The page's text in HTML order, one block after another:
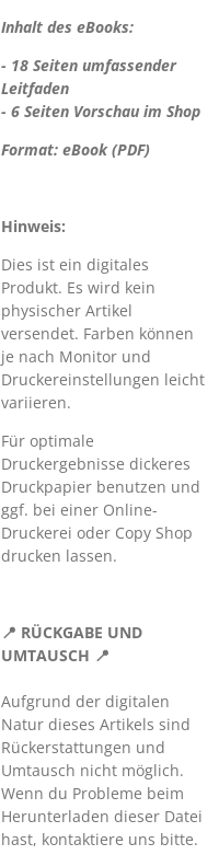
Inhalt des eBooks:
- 18 Seiten umfassender
Leitfaden
- 6 Seiten Vorschau im Shop
Format: eBook (PDF)
Hinweis:
Dies ist ein digitales
Produkt. Es wird kein
physischer Artikel
versendet. Farben können
je nach Monitor und
Druckereinstellungen leicht
variieren.
Für optimale
Druckergebnisse dickeres
Druckpapier benutzen und
ggf. bei einer Online-
Druckerei oder Copy Shop
drucken lassen.
📍 RÜCKGABE UND
UMTAUSCH 📍
Aufgrund der digitalen
Natur dieses Artikels sind
Rückerstattungen und
Umtausch nicht möglich.
Wenn du Probleme beim
Herunterladen dieser Datei
hast, kontaktiere uns bitte.